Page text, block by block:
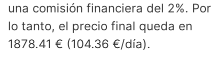
una comisión financiera del 2%. Por
lo tanto, el precio final queda en
1878.41 € (104.36 €/día).